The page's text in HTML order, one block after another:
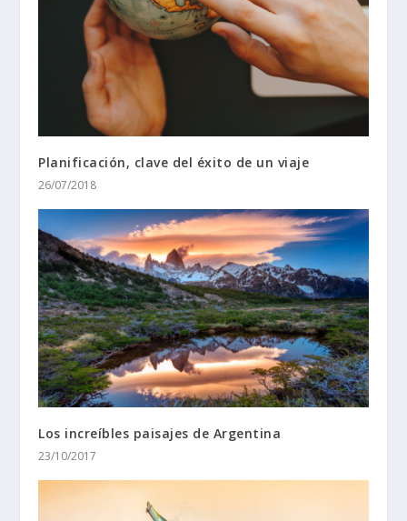
Planificación, clave del éxito de un viaje
26/07/2018
Los increíbles paisajes de Argentina
23/10/2017